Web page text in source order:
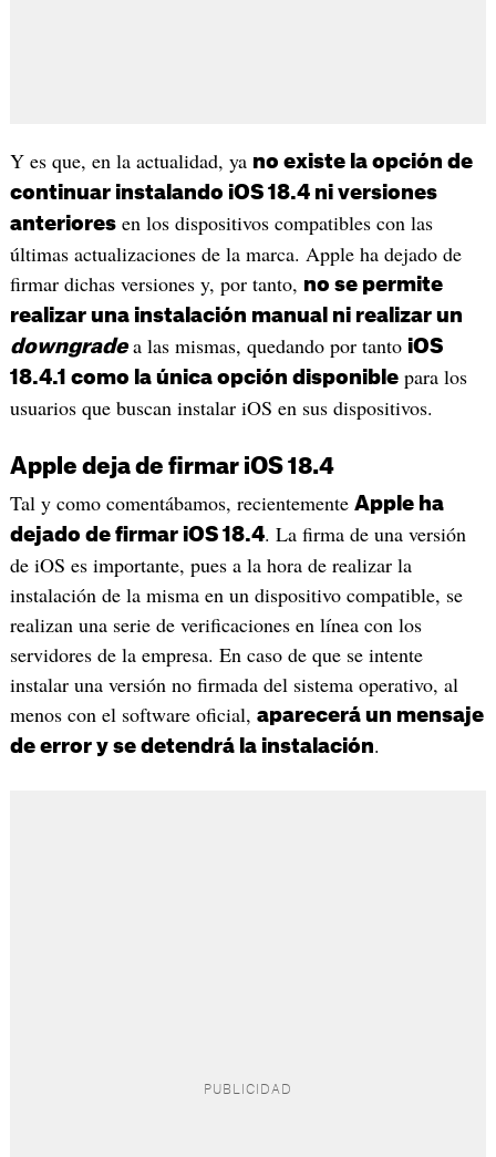
Y es que, en la actualidad, ya no existe la opción de
continuar instalando iOS 18.4 ni versiones
anterioresen los dispositivos compatibles con las
últimas actualizaciones de la marca. Apple ha dejado de
firmar dichas versiones y, por tanto, no se permite
realizar una instalación manual ni realizar un
downgradea las mismas, quedando por tanto iOS
18.4.1 como la única opción disponiblepara los
usuarios que buscan instalar iOS en sus dispositivos.
Apple deja de firmar iOS 18.4
Tal y como comentábamos, recientemente Apple ha
dejado de firmar iOS 18.4. La firma de una versión
de iOS es importante, pues a la hora de realizar la
instalación de la misma en un dispositivo compatible, se
realizan una serie de verificaciones en línea con los
servidores de la empresa. En caso de que se intente
instalar una versión no firmada del sistema operativo, al
menos con el software oficial, aparecerá un mensaje
de error y se detendrá la instalación.